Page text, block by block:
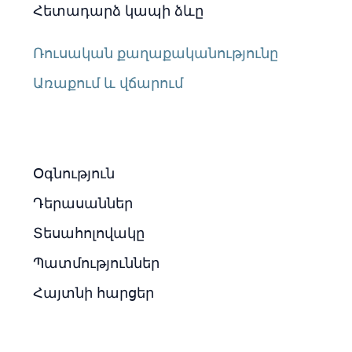
Հետադարձ կապի ձևը
Ռուսական քաղաքականությունը
Առաքում և վճարում
Օգնություն
Դերասաններ
Տեսահոլովակը
Պատմություններ
Հայտնի հարցեր